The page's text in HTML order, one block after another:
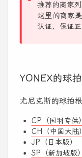
推荐的商家
这里的商家
认证，保证正
YONEX的球
尤尼克斯的球拍
CP（国羽专供）
CH（中国大陆）
JP（日本版）
SP（新加坡版）